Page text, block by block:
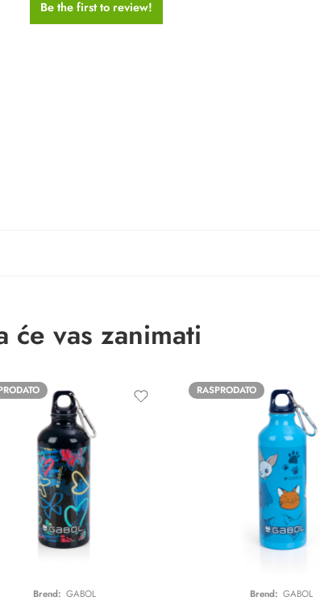
Be the first to review!
će vas zanimati
Brend: GABOL
RASPRODATO
Brend: GABOL